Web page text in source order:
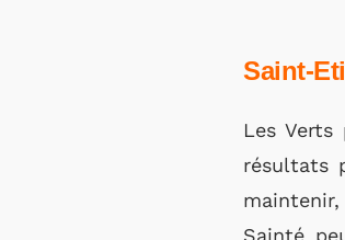
Saint-
Les Verts
résultats
Sainté